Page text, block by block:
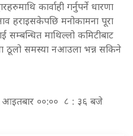
कार्वाही गर्नुपर्ने धारणा
हराइसकेपछि मनोकामना पूरा
सम्बन्धित माथिल्लो कमिटीबाट
ठूलो समस्या नआउला भन्न सकिने
आइतबार ००:०० ८ : ३६ बजे